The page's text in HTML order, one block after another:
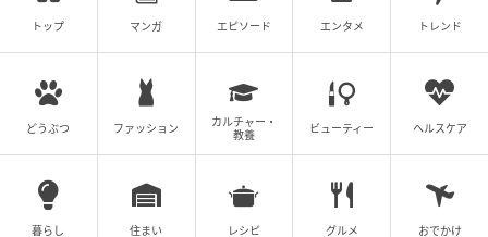
全話一覧を見る
トップ マンガ エピソード エンタメ トレンド
どうぶつ ファッション
カルチャー・
教養
ビューティー ヘルスケア
暮らし 住まい レシピ グルメ おでかけ